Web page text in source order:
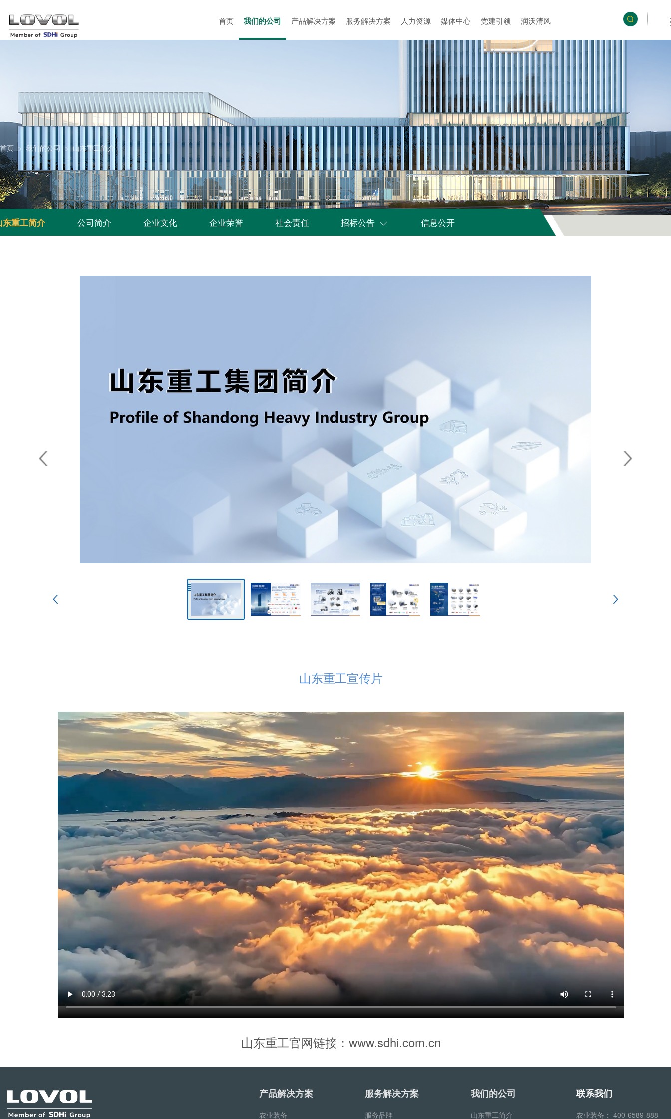
首页 我们的公司 产品解决方案 服务解决方案 人力资源 媒体中心 党建引领 润沃清风
首页 > 我们的公司 >山东重工简介
东重工简介 公司简介 企业文化 企业荣誉 社会责任 招标公告  信息公开
山东重工宣传片
山东重工官网链接： www.sdhi.com.cn
产品解决方案
农业装备
服务解决方案
服务品牌
我们的公司
山东重工简介
联系我们
农业装备：400-6589-888